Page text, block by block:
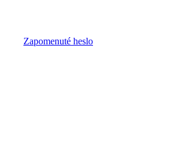
Zapomenuté heslo